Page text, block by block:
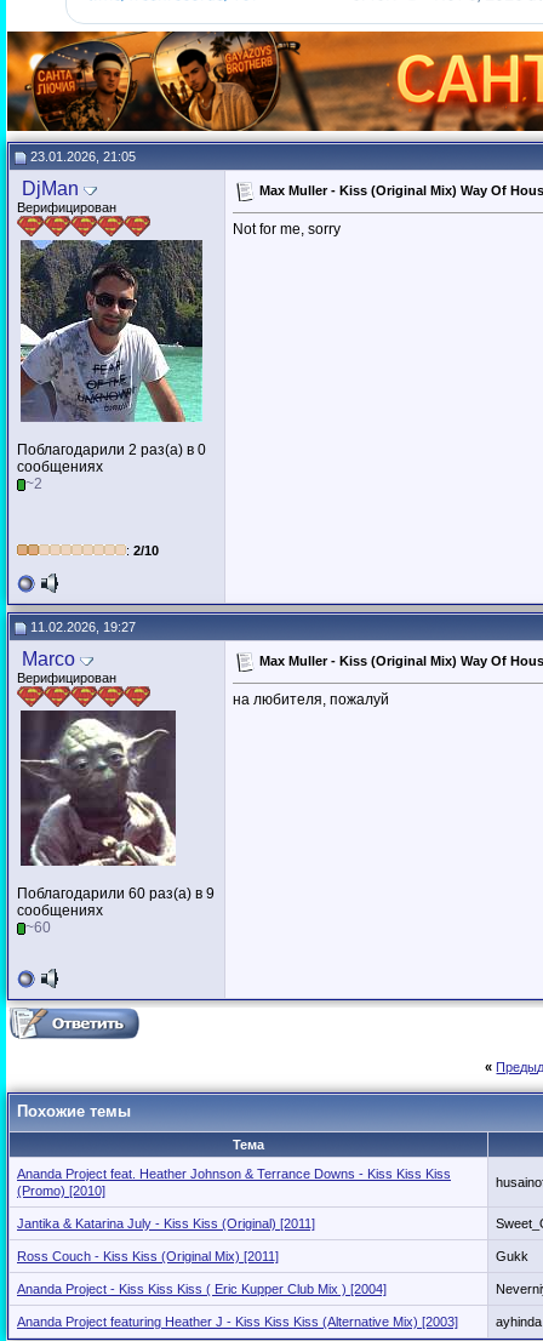
23.01.2026, 21:05
DjMan
Верифицирован
Поблагодарили 2 раз(а) в 0
сообщениях
~2
: 2/10
Max Muller - Kiss (Original Mix) Way Of
Not for me, sorry
11.02.2026, 19:27
Marco
Верифицирован
Поблагодарили 60 раз(а) в 9
сообщениях
~60
Max Muller - Kiss (Original Mix) Way Of
на любителя, пожалуй
«
Похожие темы
Тема
Ananda Project feat. Heather Johnson & Terrance Downs - Kiss Kiss Kiss
(Promo) [2010]
Jantika & Katarina July - Kiss Kiss (Original) [2011]
Ross Couch - Kiss Kiss (Original Mix) [2011] Gukk
Ananda Project - Kiss Kiss Kiss ( Eric Kupper Club Mix ) [2004]
Ananda Project featuring Heather J - Kiss Kiss Kiss (Alternative Mix) [2003] ayhinda